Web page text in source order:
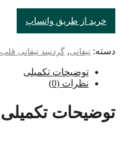
خرید از طریق واتساپ
دسته: تیفانی, گردنبند تیفانی قلب
توضیحات تکمیلی
نظرات (0)
توضیحات تکمیلی